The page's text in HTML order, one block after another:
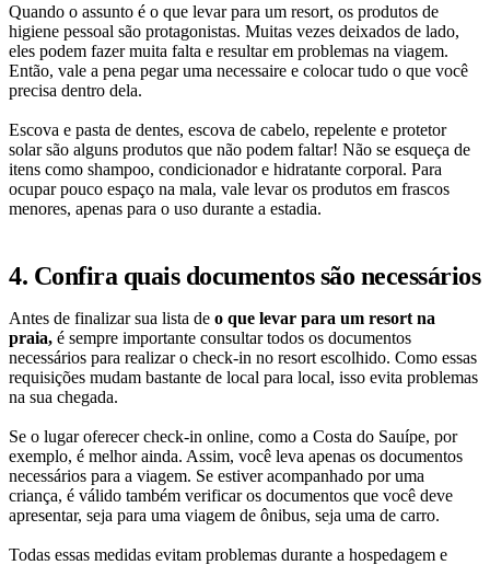
Quando o assunto é o que levar para um resort, os produtos de
higiene pessoal são protagonistas. Muitas vezes deixados de lado,
eles podem fazer muita falta e resultar em problemas na viagem.
Então, vale a pena pegar uma necessaire e colocar tudo o que você
precisa dentro dela.
Escova e pasta de dentes, escova de cabelo, repelente e protetor
solar são alguns produtos que não podem faltar! Não se esqueça de
itens como shampoo, condicionador e hidratante corporal. Para
ocupar pouco espaço na mala, vale levar os produtos em frascos
menores, apenas para o uso durante a estadia.
4. Confira quais documentos são necessários
Antes de finalizar sua lista de o que levar para um resort na
praia, é sempre importante consultar todos os documentos
necessários para realizar o check-in no resort escolhido. Como essas
requisições mudam bastante de local para local, isso evita problemas
na sua chegada.
Se o lugar oferecer check-in online, como a Costa do Sauípe, por
exemplo, é melhor ainda. Assim, você leva apenas os documentos
necessários para a viagem. Se estiver acompanhado por uma
criança, é válido também verificar os documentos que você deve
apresentar, seja para uma viagem de ônibus, seja uma de carro.
Todas essas medidas evitam problemas durante a hospedagem e